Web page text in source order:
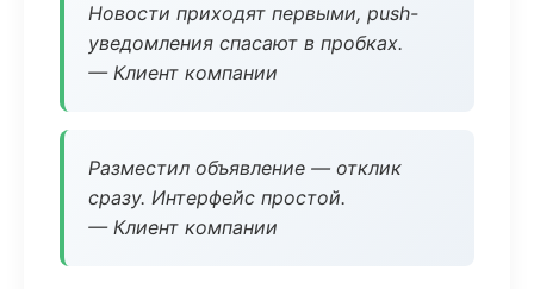
Новости приходят первыми, push-
уведомления спасают в пробках.
— Клиент компании
Разместил объявление — отклик
сразу. Интерфейс простой.
— Клиент компании